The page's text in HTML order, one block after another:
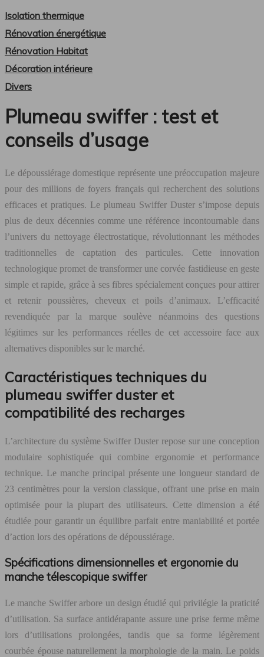
Isolation thermique
Rénovation énergétique
Rénovation Habitat
Décoration intérieure
Divers
Plumeau swiffer : test et
conseils d’usage
Le dépoussiérage domestique représente une préoccupation majeure
pour des millions de foyers français qui recherchent des solutions
efficaces et pratiques. Le plumeau Swiffer Duster s’impose depuis
plus de deux décennies comme une référence incontournable dans
l’univers du nettoyage électrostatique, révolutionnant les méthodes
traditionnelles de captation des particules. Cette innovation
technologique promet de transformer une corvée fastidieuse en geste
simple et rapide, grâce à ses fibres spécialement conçues pour attirer
et retenir poussières, cheveux et poils d’animaux. L’efficacité
revendiquée par la marque soulève néanmoins des questions
légitimes sur les performances réelles de cet accessoire face aux
alternatives disponibles sur le marché.
Caractéristiques techniques du
plumeau swiffer duster et
compatibilité des recharges
L’architecture du système Swiffer Duster repose sur une conception
modulaire sophistiquée qui combine ergonomie et performance
technique. Le manche principal présente une longueur standard de
23 centimètres pour la version classique, offrant une prise en main
optimisée pour la plupart des utilisateurs. Cette dimension a été
étudiée pour garantir un équilibre parfait entre maniabilité et portée
d’action lors des opérations de dépoussiérage.
Spécifications dimensionnelles et ergonomie du
manche télescopique swiffer
Le manche Swiffer arbore un design étudié qui privilégie la praticité
d’utilisation. Sa surface antidérapante assure une prise ferme même
lors d’utilisations prolongées, tandis que sa forme légèrement
courbée épouse naturellement la morphologie de la main. Le poids